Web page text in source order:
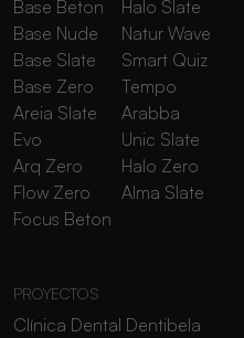
Base Beton
Base Nude
Base Slate
Base Zero
Areia Slate
Evo
Arq Zero
Flow Zero
Focus Beton
Halo Slate
Natur Wave
Smart Quiz
Tempo
Arabba
Unic Slate
Halo Zero
Alma Slate
PROYECTOS
Clínica Dental Dentibela